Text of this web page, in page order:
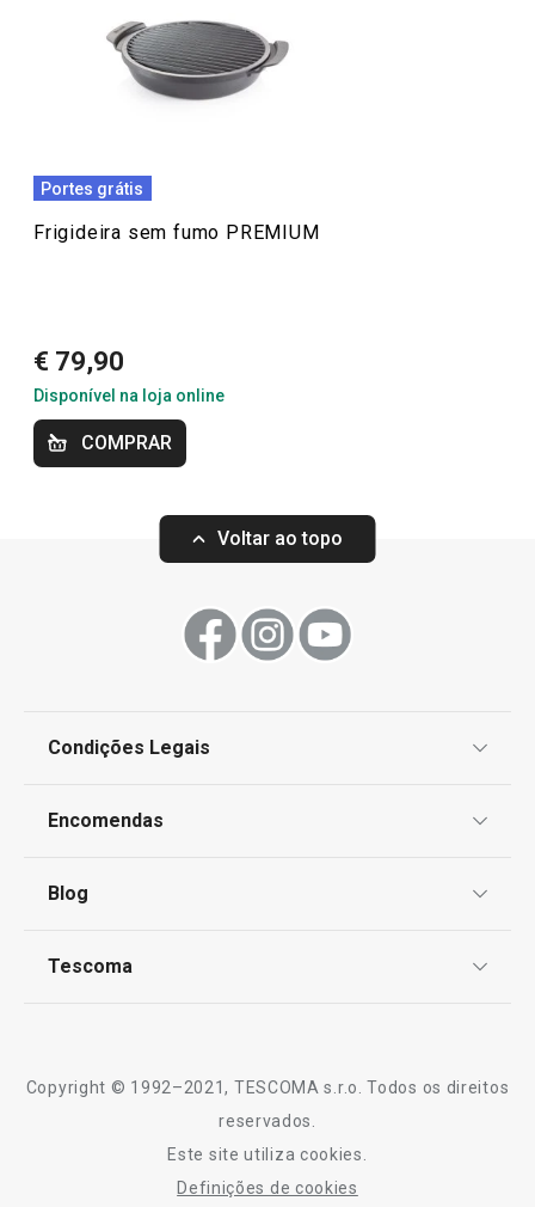
Especial Churrasco
Mais Vendidos
Cozinhar
Portes grátis
Frigideira sem fumo PREMIUM
€ 79,90
Disponível na loja online
COMPRAR
Voltar ao topo
Condições Legais
Livro de Reclamações
Encomendas
Perguntas Frequentes
Blog
Tescoma
Copyright © 1992–2021, TESCOMA s.r.o. Todos os direitos
reservados.
Este site utiliza cookies.
Definições de cookies